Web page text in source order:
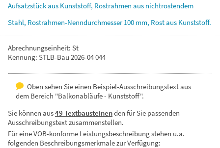
Aufsatzstückaus Kunststoff, Rostrahmen aus nichtrostendem
Stahl, Rostrahmen-Nenndurchmesser100 mm, Rostaus Kunststoff.
Abrechnungseinheit: St
Kennung: STLB-Bau 2026-04 044
Oben sehen Sie einen Beispiel-Ausschreibungstext aus
dem Bereich "Balkonabläufe - Kunststoff".
Sie können aus49 Textbausteinenden für Sie passenden
Ausschreibungstext zusammenstellen.
Für eine VOB-konforme Leistungsbeschreibung stehen u.a.
folgenden Beschreibungsmerkmale zur Verfügung: